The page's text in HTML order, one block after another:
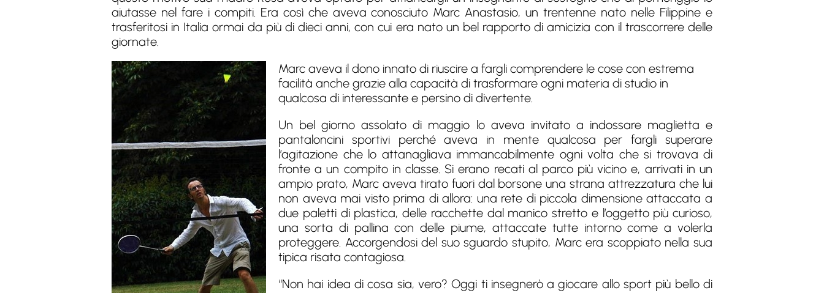
aiutasse nel fare i compiti. Era così che aveva conosciuto Marc Anastasio, un trentenne nato nelle Filippine e
trasferitosi in Italia ormai da più di dieci anni, con cui era nato un bel rapporto di amicizia con il trascorrere delle
giornate.
Marc aveva il dono innato di riuscire a fargli comprendere le cose con estrema
facilità anche grazie alla capacità di trasformare ogni materia di studio in
qualcosa di interessante e persino di divertente.
Un bel giorno assolato di maggio lo aveva invitato a indossare maglietta e
pantaloncini sportivi perché aveva in mente qualcosa per fargli superare
l’agitazione che lo attanagliava immancabilmente ogni volta che si trovava di
fronte a un compito in classe. Si erano recati al parco più vicino e, arrivati in un
ampio prato, Marc aveva tirato fuori dal borsone una strana attrezzatura che lui
non aveva mai visto prima di allora: una rete di piccola dimensione attaccata a
due paletti di plastica, delle racchette dal manico stretto e l’oggetto più curioso,
una sorta di pallina con delle piume, attaccate tutte intorno come a volerla
proteggere. Accorgendosi del suo sguardo stupito, Marc era scoppiato nella sua
tipica risata contagiosa.
“Non hai idea di cosa sia, vero? Oggi ti insegnerò a giocare allo sport più bello di